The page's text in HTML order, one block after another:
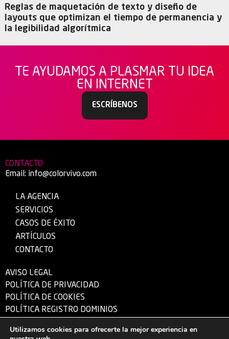
Reglas de maquetación de texto y diseño de
layouts que optimizan el tiempo de permanencia y
la legibilidad algorítmica
TE AYUDAMOS A PLASMAR TU IDEA
EN INTERNET
ESCRÍBENOS
CONTACTO
Email: info@colorvivo.com
LA AGENCIA
SERVICIOS
CASOS DE ÉXITO
ARTÍCULOS
CONTACTO
AVISO LEGAL
POLÍTICA DE PRIVACIDAD
POLÍTICA DE COOKIES
POLÍTICA REGISTRO DOMINIOS
Utilizamos cookies para ofrecerte la mejor experiencia en